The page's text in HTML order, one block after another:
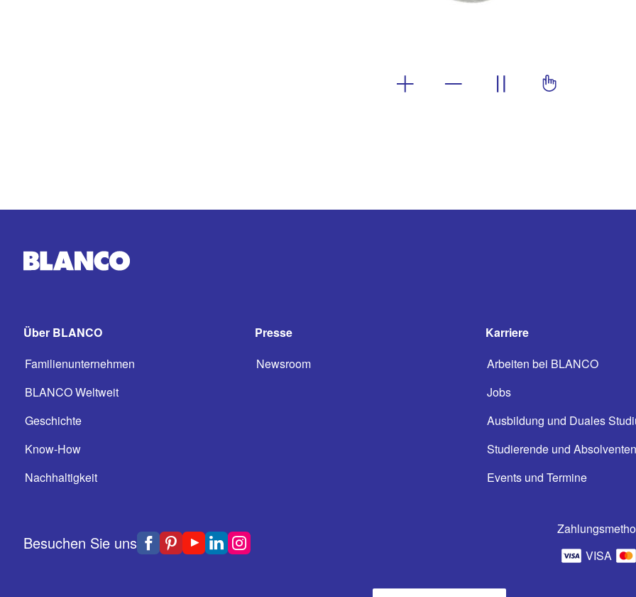
Über BLANCO
Familienunternehmen
BLANCO Weltweit
Geschichte
Know-How
Nachhaltigkeit
Presse
Newsroom
Karriere
Arbeiten bei BLANCO
Jobs
Ausbildung und Duales
Studierende und Absolventen
Events und Termine
Besuchen Sie uns
VISA